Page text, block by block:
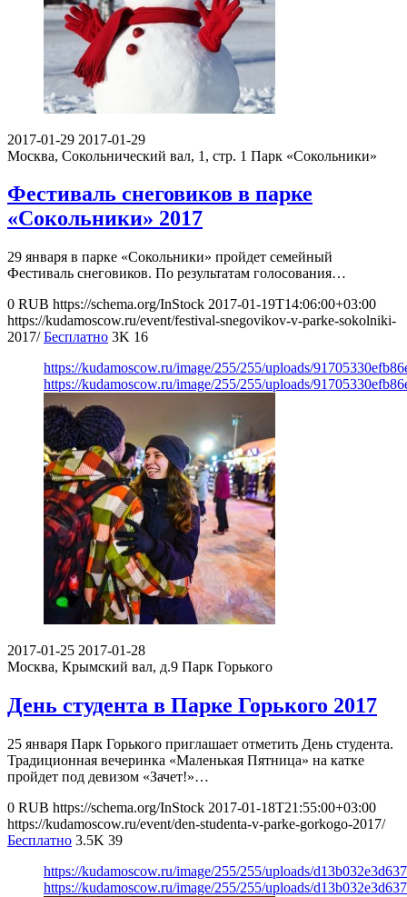
2017-01-29 2017-01-29
Москва, Сокольнический вал, 1, стр. 1 Парк «Сокольники»
Фестиваль снеговиков в парке
«Сокольники» 2017
29 января в парке «Сокольники» пройдет семейный
Фестиваль снеговиков. По результатам голосования…
0 RUB https://schema.org/InStock 2017-01-19T14:06:00+03:00
https://kudamoscow.ru/event/festival-snegovikov-v-parke-sokolniki-
2017/ Бесплатно 3K 16
https://kudamoscow.ru/image/255/255/uploads/
https://kudamoscow.ru/image/255/255/uploads/
2017-01-25 2017-01-28
Москва, Крымский вал, д.9 Парк Горького
День студента в Парке Горького 2017
25 января Парк Горького приглашает отметить День студента.
Традиционная вечеринка «Маленькая Пятница» на катке
пройдет под девизом «Зачет!»…
0 RUB https://schema.org/InStock 2017-01-18T21:55:00+03:00
https://kudamoscow.ru/event/den-studenta-v-parke-gorkogo-2017/
Бесплатно 3.5K 39
https://kudamoscow.ru/image/255/255/uploads/
https://kudamoscow.ru/image/255/255/uploads/